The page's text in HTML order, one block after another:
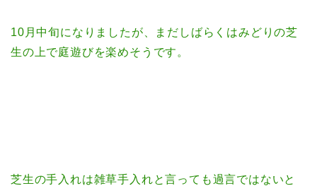
10月中旬になりましたが、まだしばらくはみどりの芝
生の上で庭遊びを楽めそうです。
芝生の手入れは雑草手入れと言っても過言ではないと